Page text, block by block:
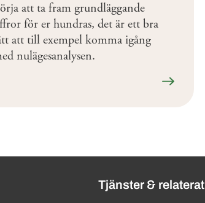
att ta fram grundläggande
för er hundras, det är ett bra
att till exempel komma igång
nulägesanalysen.
Läs mer
länkar Tjänster & relaterat